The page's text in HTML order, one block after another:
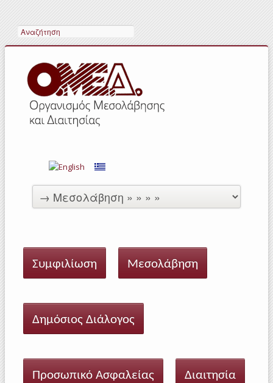
Αναζήτηση
Συμφιλίωση Μεσολάβηση
Δημόσιος Διάλογος
Προσωπικό Ασφαλείας Διαιτησία